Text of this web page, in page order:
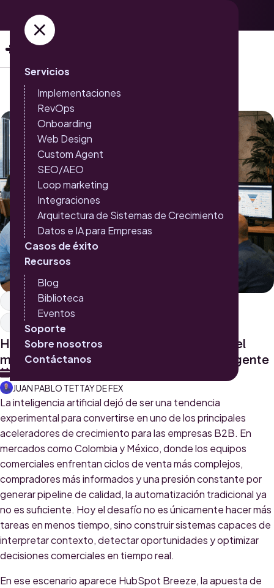
Servicios
Implementaciones
RevOps
Onboarding
Web Design
Custom Agent
SEO/AEO
Loop marketing
Integraciones
Arquitectura de Sistemas de Crecimiento
Datos e IA para Empresas
Casos de éxito
Recursos
Blog
Biblioteca
Eventos
Soporte
Sobre nosotros
Contáctanos
Inbound Marketing
Inteligencia Artificial
HubSpot IA (Breeze): cómo transformar el
marketing B2B con automatización inteligente
JUAN PABLO TETTAY DE FEX
La inteligencia artificial dejó de ser una tendencia
experimental para convertirse en uno de los principales
aceleradores de crecimiento para las empresas B2B. En
mercados como Colombia y México, donde los equipos
comerciales enfrentan ciclos de venta más complejos,
compradores más informados y una presión constante por
generar pipeline de calidad, la automatización tradicional ya
no es suficiente. Hoy el desafío no es únicamente hacer más
tareas en menos tiempo, sino construir sistemas capaces de
interpretar contexto, detectar oportunidades y optimizar
decisiones comerciales en tiempo real.
En ese escenario aparece HubSpot Breeze, la apuesta de